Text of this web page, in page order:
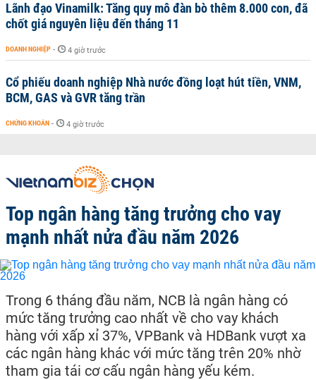
Lãnh đạo Vinamilk: Tăng quy mô đàn bò thêm 8.000 con, đã
chốt giá nguyên liệu đến tháng 11
DOANH NGHIỆP - 4 giờ trước
Cổ phiếu doanh nghiệp Nhà nước đồng loạt hút tiền, VNM,
BCM, GAS và GVR tăng trần
CHỨNG KHOÁN - 4 giờ trước
Top ngân hàng tăng trưởng cho vay
mạnh nhất nửa đầu năm 2026
Trong 6 tháng đầu năm, NCB là ngân hàng có
mức tăng trưởng cao nhất về cho vay khách
hàng với xấp xỉ 37%, VPBank và HDBank vượt xa
các ngân hàng khác với mức tăng trên 20% nhờ
tham gia tái cơ cấu ngân hàng yếu kém.